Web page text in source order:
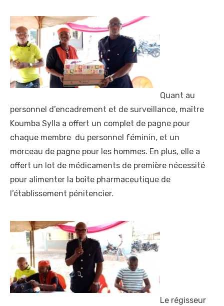
Quant au
personnel d’encadrement et de surveillance, maître
Koumba Sylla a offert un complet de pagne pour
chaque membre du personnel féminin, et un
morceau de pagne pour les hommes. En plus, elle a
offert un lot de médicaments de première nécessité
pour alimenter la boîte pharmaceutique de
l’établissement pénitencier.
Le régisseur